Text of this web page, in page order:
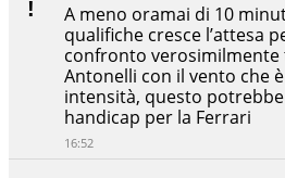
A meno oramai di 10
qualifiche cresce l’attesa
confronto
Antonelli con il vento che
intensità, questo
handicap per la Ferrari
16:52